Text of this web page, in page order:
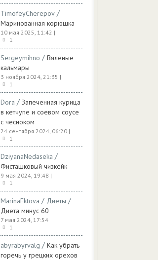
TimofeyCherepov /
Маринованная корюшка
10 мая 2025, 11:42 |
1
Sergeymihno / Вяленые
кальмары
3 ноября 2024, 21:35 |
1
Dora / Запеченная курица
в кетчупе и соевом соусе
с чесноком
24 сентября 2024, 06:20 |
1
DziyanaNedaseka /
Фисташковый чизкейк
9 мая 2024, 19:48 |
1
MarinaEktova / Диеты /
Диета минус 60
7 мая 2024, 17:54
1
abyrabyrvalg / Как убрать
горечь у грецких орехов